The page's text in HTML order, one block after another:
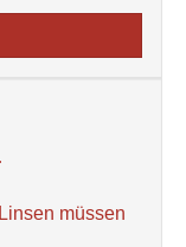
müssen